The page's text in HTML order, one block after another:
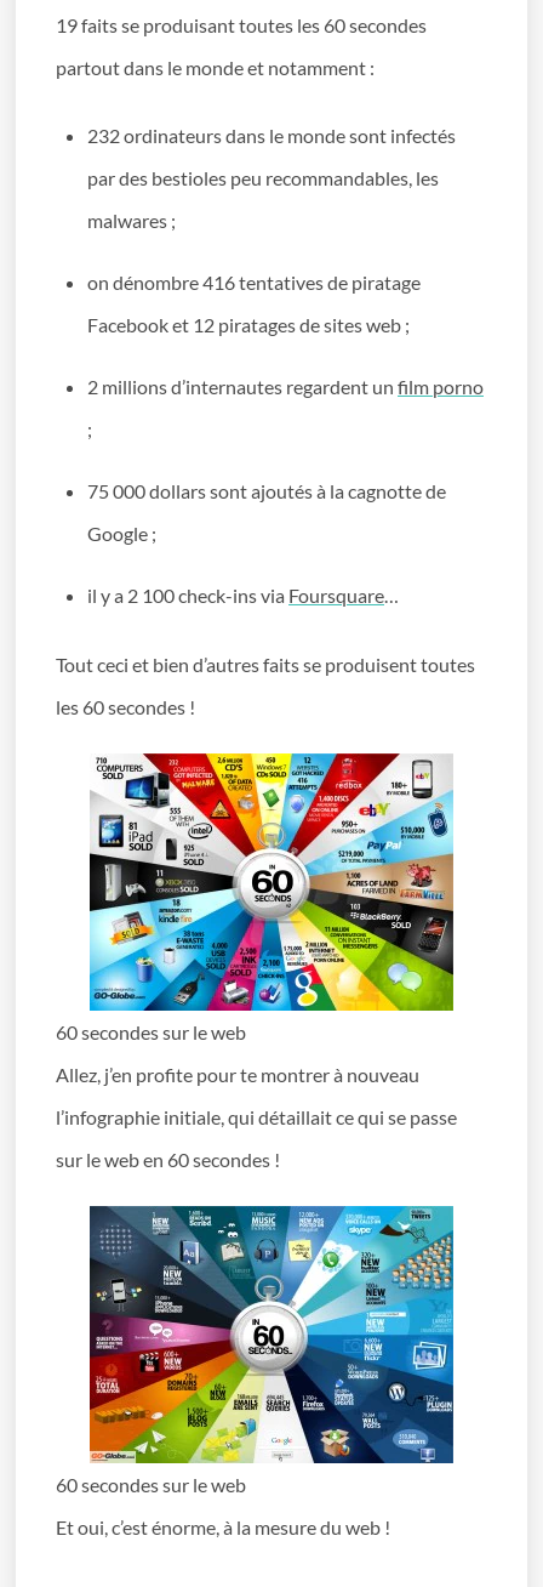
19 faits se produisant toutes les 60 secondes
partout dans le monde et notamment :
232 ordinateurs dans le monde sont infectés
par des bestioles peu recommandables, les
malwares ;
on dénombre 416 tentatives de piratage
Facebook et 12 piratages de sites web ;
2 millions d’internautes regardent unfilm porno
;
75 000 dollars sont ajoutés à la cagnotte de
Google ;
il y a 2 100 check-ins via Foursquare
Tout ceci et bien d’autres faits se produisent toutes
les 60 secondes !
60 secondes sur le web
Allez, j’en profite pour te montrer à nouveau
l’infographie initiale, qui détaillait ce qui se passe
sur le web en 60 secondes !
60 secondes sur le web
Et oui, c’est énorme, à la mesure du web !